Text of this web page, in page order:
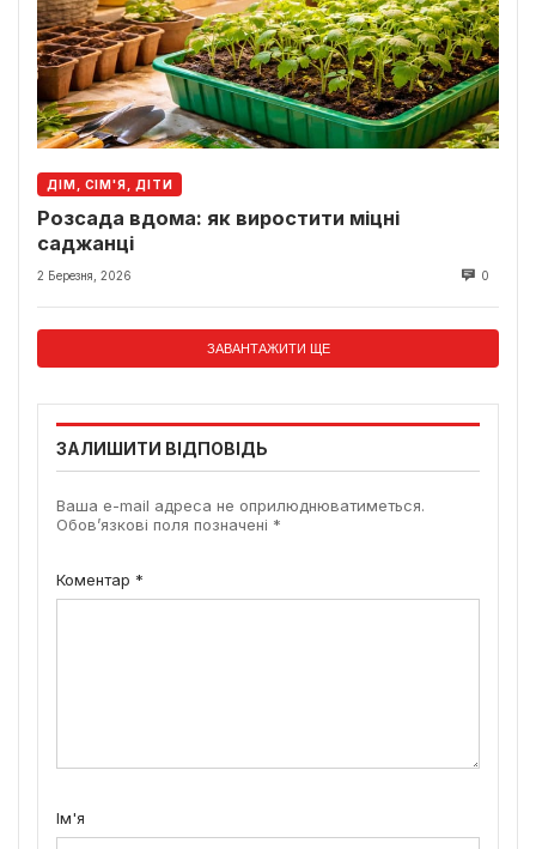
ДІМ, СІМ'Я, ДІТИ
Розсада вдома: як виростити міцні
саджанці
2 Березня, 2026 0
ЗАВАНТАЖИТИ ЩЕ
ЗАЛИШИТИ ВІДПОВІДЬ
Ваша e-mail адреса не оприлюднюватиметься.
Обов’язкові поля позначені *
Коментар *
Ім'я